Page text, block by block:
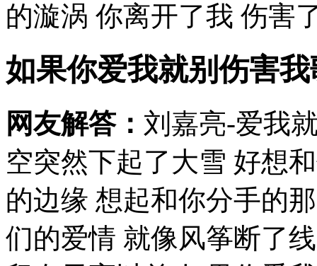
的漩涡 你离开了我 伤害
如果你爱我就别伤害
网友解答： 刘嘉亮-爱我
空突然下起了大雪 好想
的边缘 想起和你分手的
们的爱情 就像风筝断了